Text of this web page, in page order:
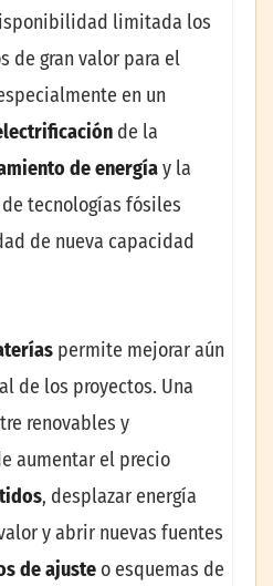
limitada los
de gran valor para el
en un
de la
de energíay la
tecnologías fósiles
de nueva capacidad
permite mejorar aún
de los proyectos. Una
renovables y
aumentar el precio
, desplazar energía
y abrir nuevas fuentes
de ajuste o esquemas de